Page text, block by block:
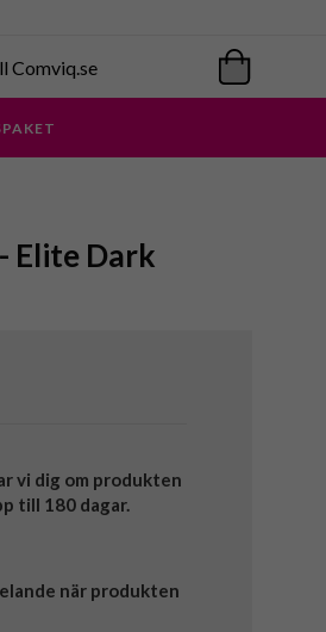
Comviq.se
Elite Dark
vi dig om produkten
till 180 dagar.
när produkten